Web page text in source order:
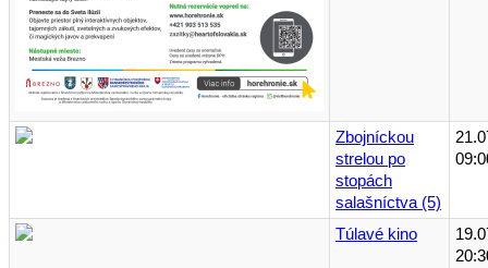
Zbojníckou
strelou po
stopách
salašníctva (5)
Túlavé kino